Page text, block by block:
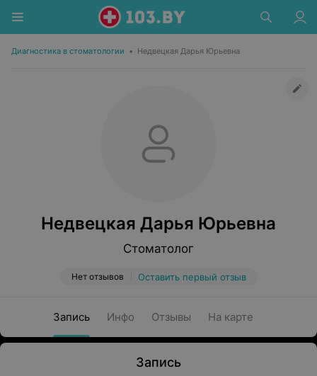
Диагностика в стоматологии • Недвецкая Дарья Юрьевна
Недвецкая Дарья Юрьевна
Стоматолог
Нет отзывов Оставить первый отзыв
Запись Инфо Отзывы На карте
Запись